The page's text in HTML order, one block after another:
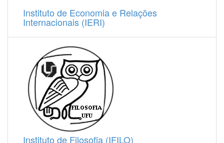
Instituto de Economia e Relações
Internacionais (IERI)
Instituto de Filosofia (IFILO)